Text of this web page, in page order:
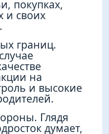
покупках,
и своих
границ.
на
и высокие
Глядя
думает,